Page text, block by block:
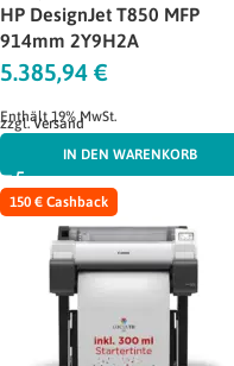
HP DesignJet T850 MFP
914mm 2Y9H2A
5.385,94 €
Enthält 19% MwSt.
zzgl.Versand
IN DEN WARENKORB
150 € Cashback